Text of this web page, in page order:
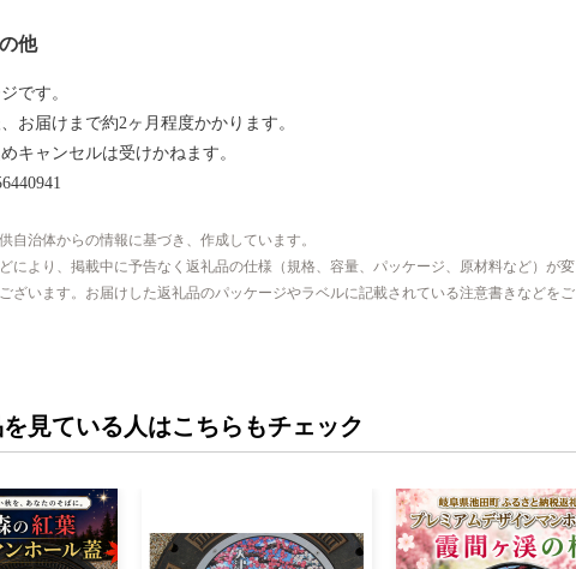
他
です。
お届けまで約2ヶ月程度かかります。
キャンセルは受けかねます。
自治体からの情報に基づき、作成しています。
により、掲載中に予告なく返礼品の仕様（規格、容量、パッケージ、原材料など）が変
ざいます。お届けした返礼品のパッケージやラベルに記載されている注意書きなどをご
見ている人はこちらもチェック